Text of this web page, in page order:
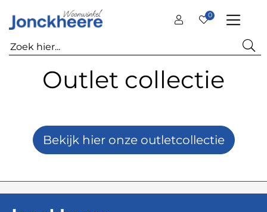
0
Outlet collectie
Bekijk hier onze outletcollectie